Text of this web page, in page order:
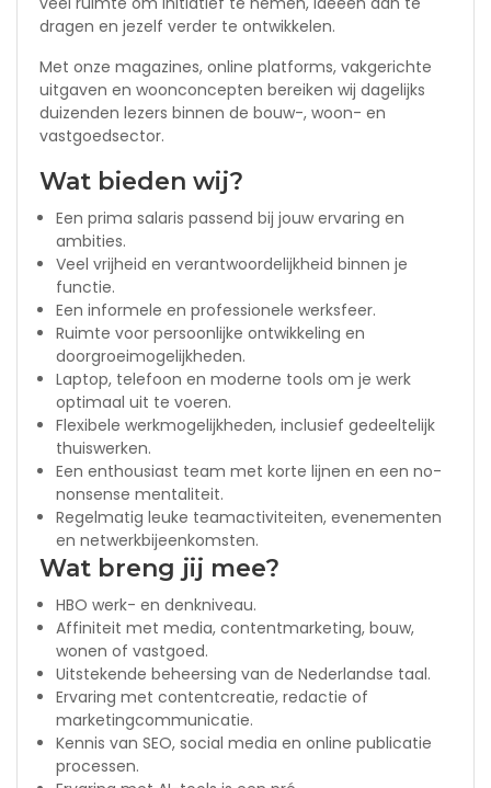
dragen en jezelf verder te ontwikkelen.
Met onze magazines, online platforms, vakgerichte
uitgaven en woonconcepten bereiken wij dagelijks
duizenden lezers binnen de bouw-, woon- en
vastgoedsector.
Wat bieden wij?
Een prima salaris passend bij jouw ervaring en
ambities.
Veel vrijheid en verantwoordelijkheid binnen je
functie.
Een informele en professionele werksfeer.
Ruimte voor persoonlijke ontwikkeling en
doorgroeimogelijkheden.
Laptop, telefoon en moderne tools om je werk
optimaal uit te voeren.
Flexibele werkmogelijkheden, inclusief gedeeltelijk
thuiswerken.
Een enthousiast team met korte lijnen en een no-
nonsense mentaliteit.
Regelmatig leuke teamactiviteiten, evenementen
en netwerkbijeenkomsten.
Wat breng jij mee?
HBO werk- en denkniveau.
Affiniteit met media, contentmarketing, bouw,
wonen of vastgoed.
Uitstekende beheersing van de Nederlandse taal.
Ervaring met contentcreatie, redactie of
marketingcommunicatie.
Kennis van SEO, social media en online publicatie
processen.